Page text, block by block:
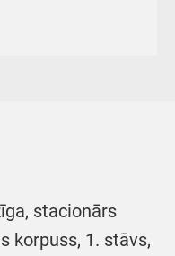
stacionārs
korpuss, 1. stāvs,